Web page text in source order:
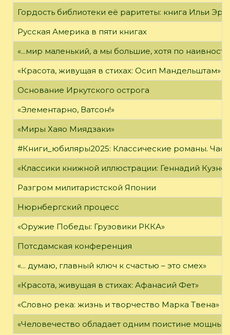
Гордость библиотеки её раритеты: книга Ильи
Русская Америка в пяти книгах
«...мир маленький, а мы большие, хотя по
«Красота, живущая в стихах: Осип Мандельштам»
Основание Иркутского острога
«Элементарно, Ватсон!»
«Миры Хаяо Миядзаки»
#Книги_юбиляры2025: Классические романы.
«Классики книжной иллюстрации: Геннадий
Разгром милитаристской Японии
Нюрнбергский процесс
«Оружие Победы: Грузовики РККА»
Потсдамская конференция
«... думаю, главный ключ к счастью – это смех»
«Красота, живущая в стихах: Афанасий Фет»
«Словно река: жизнь и творчество Марка Твена»
«Человечество обладает одним поистине